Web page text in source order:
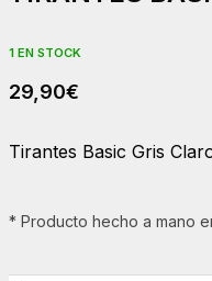
1 EN STOCK
29,90€
Tirantes Basic Gris
* Producto hecho a mano